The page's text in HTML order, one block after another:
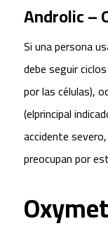
Androlic –
Si una persona
debe seguir
por las células),
(elprincipal
accidente
preocupan por